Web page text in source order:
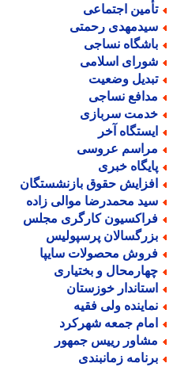
اجتماعی
رحمتی
نساجی
اسلامی
وضعیت
نساجی
سربازی
آخر
عروسی
خبری
حقوق بازنشستگان
محمدرضا موالی زاده
کارگری مجلس
پرسپولیس
محصولات سایپا
و بختیاری
خوزستان
ولی فقیه
جمعه شهرکرد
رییس جمهور
زمانبندی